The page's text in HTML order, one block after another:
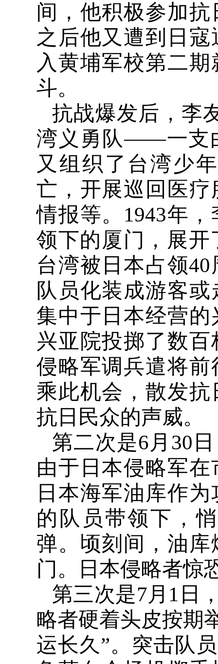
间，他积极参加
之后他又遭到日
入黄埔军校第二
斗。
抗战爆发后，李
湾义勇队——一支
又组织了台湾少
亡，开展巡回医
情报等。 1943年，
领下的厦门，展开
台湾被日本占领40
队员化装成游客
集中于日本经营
兴亚院投掷了数
侵略军调兵遣将
乘此机会，散发
抗日民众的声威。
第二次是6 月 30
由于日本侵略军
日本海军油库作
的队员带领下，
弹。顷刻间，油
门。日本侵略者惊
第三次是7月 1 日
略者硬着头皮按期
运长久”。突击队